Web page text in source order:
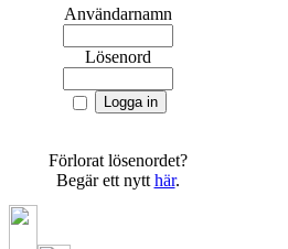
Användarnamn
Lösenord
Förlorat lösenordet?
Begär ett nytt här.